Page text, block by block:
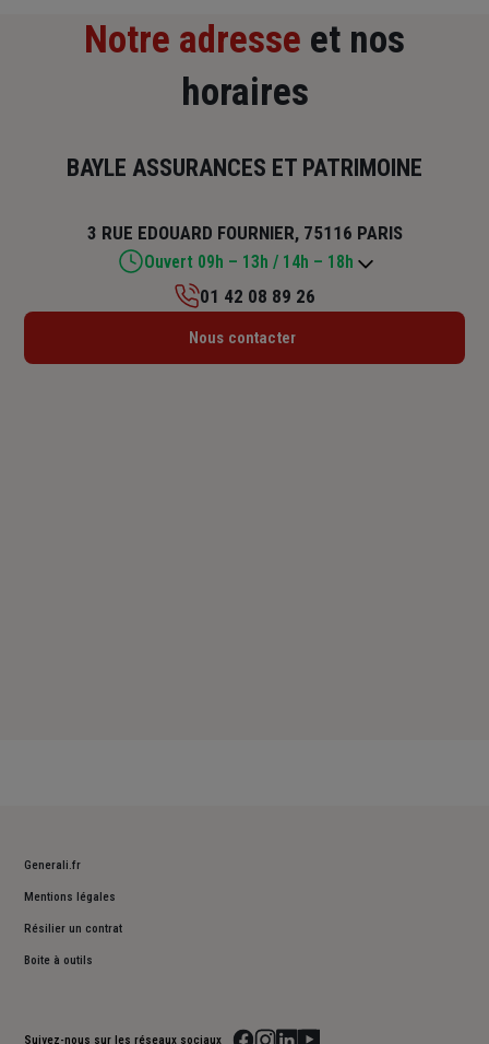
Notre adresse et nos
horaires
BAYLE ASSURANCES ET PATRIMOINE
3 RUE EDOUARD FOURNIER, 75116 PARIS
Ouvert 09h – 13h / 14h – 18h
Lundi : 09h – 13h / 14h – 18h
01 42 08 89 26
Nous contacter
Generali.fr
Mentions légales
Résilier un contrat
Boite à outils
Suivez-nous sur les réseaux sociaux